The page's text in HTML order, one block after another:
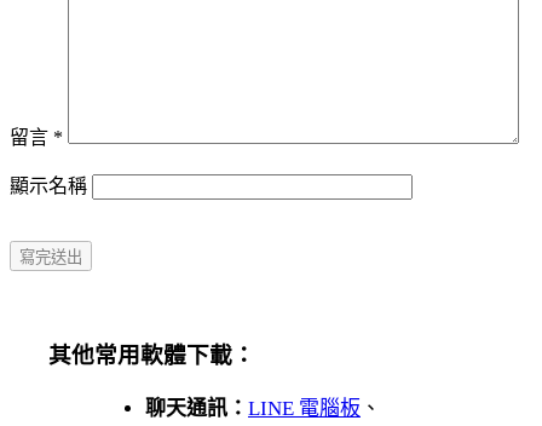
留言 *
顯示名稱
其他常用軟體下載：
聊天通訊： LINE 電腦板 、